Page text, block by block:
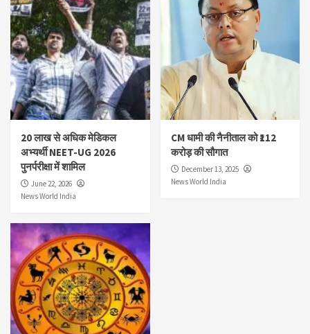
20 लाख से अधिक मेडिकल
अभ्यर्थी NEET-UG 2026
पुनर्परीक्षा में शामिल
June 22, 2026
News World India
CM धामी की नैनीताल को ₹112
करोड़ की सौगात
December 13, 2025
News World India